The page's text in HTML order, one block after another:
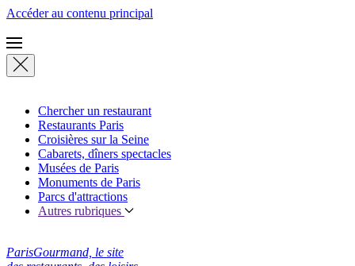
Accéder au contenu principal
Chercher un restaurant
Restaurants Paris
Croisières sur la Seine
Cabarets, dîners spectacles
Musées de Paris
Monuments de Paris
Parcs d'attractions
Autres rubriques
ParisGourmand, le site